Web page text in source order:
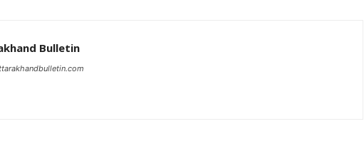
Bulletin